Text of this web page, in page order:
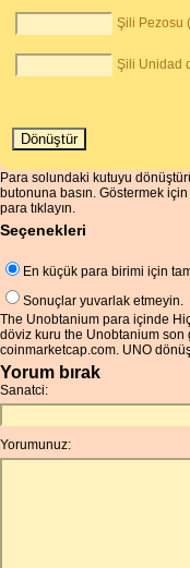
Şili Pezosu
Şili Unidad
Para solundaki kutuyu
butonuna basın. Göstermek
para tıklayın.
Seçenekleri
En küçük para birimi için
Sonuçlar yuvarlak etmeyin.
The Unobtanium para içinde
döviz kuru the Unobtanium
coinmarketcap.com. UNO
Yorum bırak
Sanatci:
Yorumunuz: